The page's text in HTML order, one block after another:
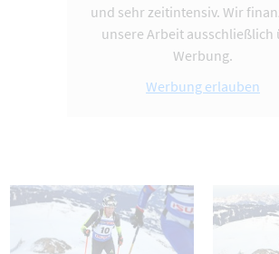
und sehr zeitintensiv. Wir
unsere Arbeit ausschließlich
Werbung.
Werbung erlauben